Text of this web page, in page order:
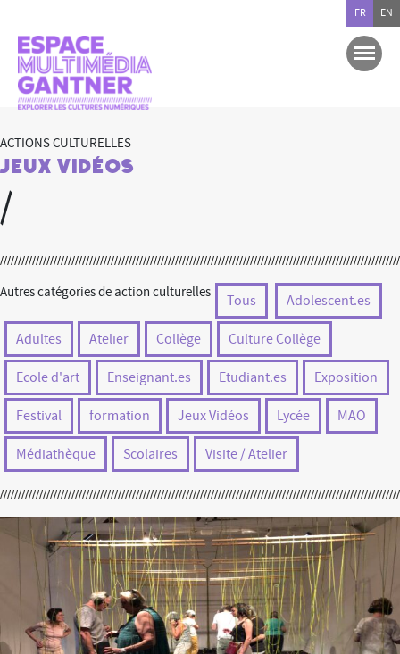
ACTIONS CULTURELLES
Jeux Vidéos
/
Autres catégories de action culturelles Tous Adolescent.es
Adultes Atelier Collège Culture Collège
Ecole d'art Enseignant.es Etudiant.es Exposition
Festival formation Jeux Vidéos Lycée MAO
Médiathèque Scolaires Visite / Atelier
FR EN